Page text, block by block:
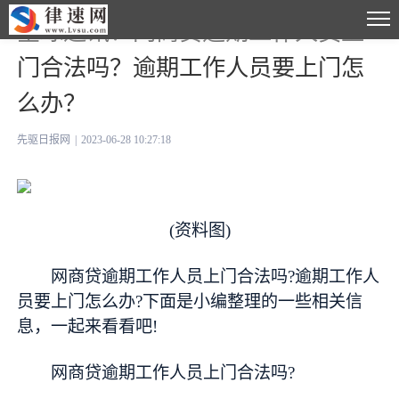
全球通讯！网商贷逾期工作人员上
门合法吗？逾期工作人员要上门怎
么办？
先驱日报网 2023-06-28 10:27:18
(资料图)
网商贷逾期工作人员上门合法吗?逾期工作人
员要上门怎么办?下面是小编整理的一些相关信
息，一起来看看吧!
网商贷逾期工作人员上门合法吗?